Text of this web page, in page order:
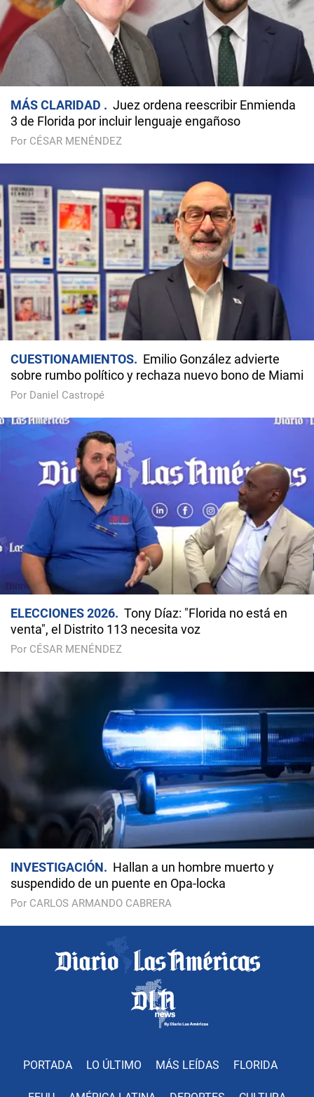
MÁS CLARIDAD
Juez ordena reescribir Enmienda
3 de Florida por incluir lenguaje engañoso
Por CÉSAR MENÉNDEZ
CUESTIONAMIENTOS
Emilio González advierte
sobre rumbo político y rechaza nuevo bono de Miami
Por Daniel Castropé
ELECCIONES 2026
Tony Díaz: "Florida no está en
venta", el Distrito 113 necesita voz
Por CÉSAR MENÉNDEZ
INVESTIGACIÓN
Hallan a un hombre muerto y
suspendido de un puente en Opa-locka
Por CARLOS ARMANDO CABRERA
PORTADA LO ÚLTIMO MÁS LEÍDAS FLORIDA